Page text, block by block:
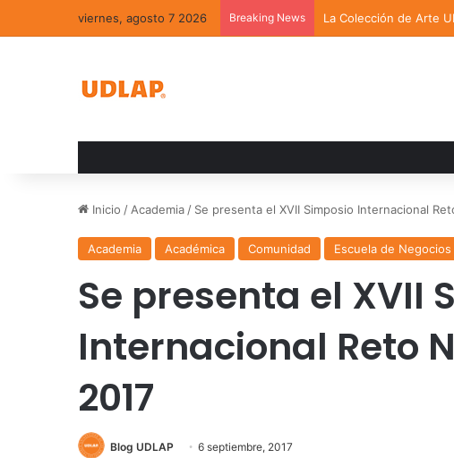
viernes, agosto 7 2026 Breaking News La Colección de Arte
Inicio / Academia / Se presenta el XVII Simposio Internacional
Academia Académica Comunidad Escuela de
Se presenta el XVII
Internacional Reto
2017
Blog UDLAP 6 septiembre, 2017